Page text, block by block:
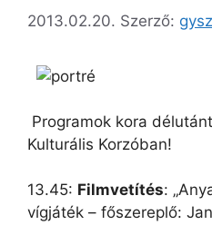
2013.02.20. Szerző:
Programok kora
Kulturális Korzóban!
13.45: Filmvetítés:
vígjáték – főszereplő: